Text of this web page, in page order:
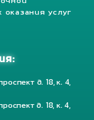
услуг
д. 18, к. 4,
д. 18, к. 4,